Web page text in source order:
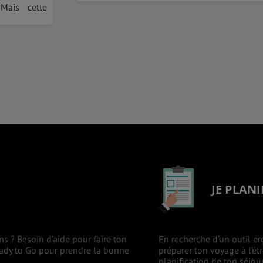
cette
? Besoin d’aide pour faire ton
to Go pour prendre la bonne
JE
En recherche d’un outil
préparer ton voyage à